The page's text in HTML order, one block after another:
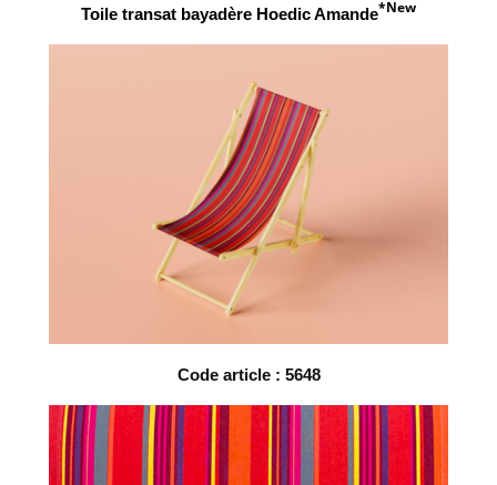
Toile transat bayadère Hoedic Amande*New
Code article : 5648